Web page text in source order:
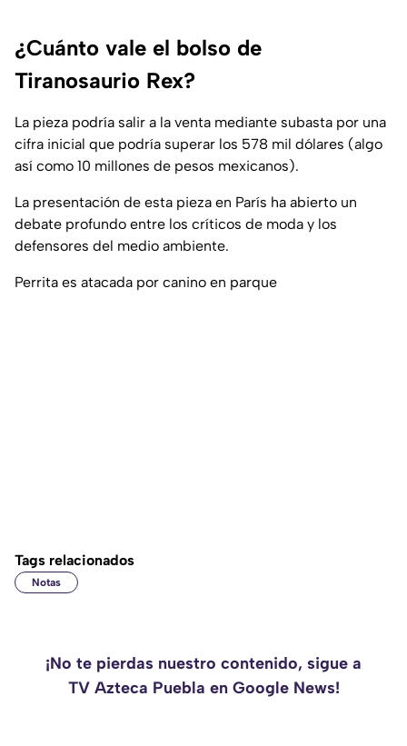
¿Cuánto vale el bolso de
Tiranosaurio Rex?
La pieza podría salir a la venta mediante subasta por una
cifra inicial que podría superar los 578 mil dólares (algo
así como 10 millones de pesos mexicanos).
La presentación de esta pieza en París ha abierto un
debate profundo entre los críticos de moda y los
defensores del medio ambiente.
Perrita es atacada por canino en parque
Tags relacionados
Notas
¡No te pierdas nuestro contenido, sigue a
TV Azteca Puebla en Google News!